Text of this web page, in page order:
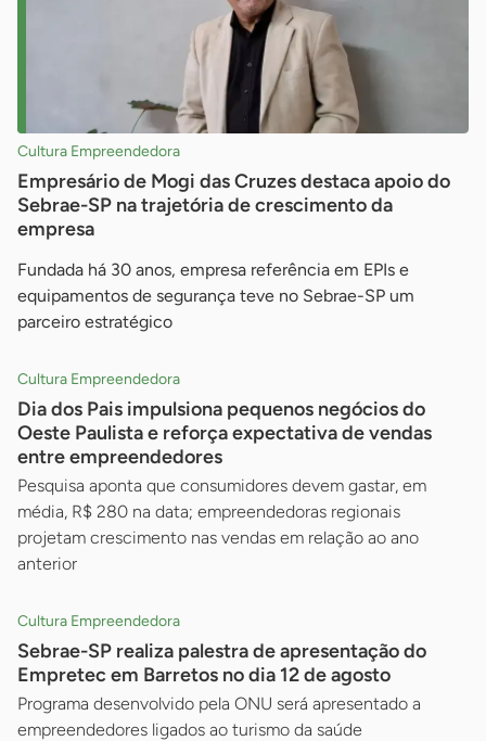
Cultura Empreendedora
Empresário de Mogi das Cruzes destaca apoio do
Sebrae-SP na trajetória de crescimento da
empresa
Fundada há 30 anos, empresa referência em EPIs e
equipamentos de segurança teve no Sebrae-SP um
parceiro estratégico
Cultura Empreendedora
Dia dos Pais impulsiona pequenos negócios do
Oeste Paulista e reforça expectativa de vendas
entre empreendedores
Pesquisa aponta que consumidores devem gastar, em
média, R$ 280 na data; empreendedoras regionais
projetam crescimento nas vendas em relação ao ano
anterior
Cultura Empreendedora
Sebrae-SP realiza palestra de apresentação do
Empretec em Barretos no dia 12 de agosto
Programa desenvolvido pela ONU será apresentado a
empreendedores ligados ao turismo da saúde